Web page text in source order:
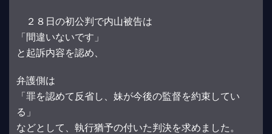
２８日の初公判で内山被告は
「間違いないです」
と起訴内容を認め、
弁護側は
「罪を認めて反省し、妹が今後の監督を約束してい
る」
などとして、執行猶予の付いた判決を求めました。